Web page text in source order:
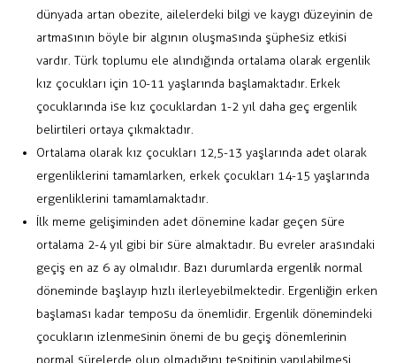
dünyada artan obezite, ailelerdeki bilgi ve kaygı düzeyinin de
artmasının böyle bir algının oluşmasında şüphesiz etkisi
vardır. Türk toplumu ele alındığında ortalama olarak ergenlik
kız çocukları için 10-11 yaşlarında başlamaktadır. Erkek
çocuklarında ise kız çocuklardan 1-2 yıl daha geç ergenlik
belirtileri ortaya çıkmaktadır.
Ortalama olarak kız çocukları 12,5-13 yaşlarında adet olarak
ergenliklerini tamamlarken, erkek çocukları 14-15 yaşlarında
ergenliklerini tamamlamaktadır.
İlk meme gelişiminden adet dönemine kadar geçen süre
ortalama 2-4 yıl gibi bir süre almaktadır. Bu evreler arasındaki
geçiş en az 6 ay olmalıdır. Bazı durumlarda ergenlik normal
döneminde başlayıp hızlı ilerleyebilmektedir. Ergenliğin erken
başlaması kadar temposu da önemlidir. Ergenlik dönemindeki
çocukların izlenmesinin önemi de bu geçiş dönemlerinin
normal sürelerde olup olmadığını tespitinin yapılabilmesi